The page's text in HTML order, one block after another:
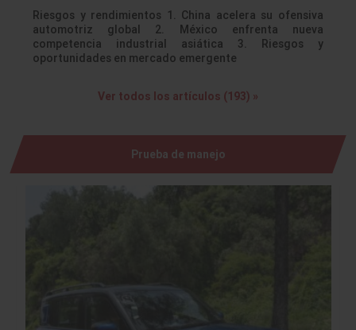
Riesgos y rendimientos 1. China acelera su ofensiva
automotriz global 2. México enfrenta nueva
competencia industrial asiática 3. Riesgos y
oportunidades en mercado emergente
Ver todos los artículos (193) »
Prueba de manejo